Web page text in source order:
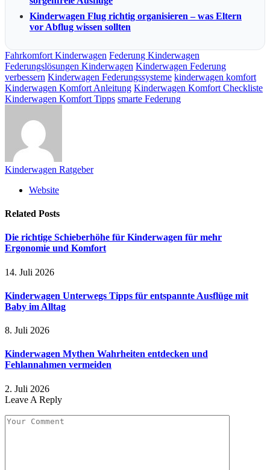
Kinderwagen Flug richtig organisieren – was Eltern
vor Abflug wissen sollten
Fahrkomfort Kinderwagen Federung Kinderwagen
Federungslösungen Kinderwagen Kinderwagen Federung
verbessern Kinderwagen Federungssysteme kinderwagen komfort
Kinderwagen Komfort Anleitung Kinderwagen Komfort Checkliste
Kinderwagen Komfort Tipps smarte Federung
Kinderwagen Ratgeber
Website
Related Posts
Die richtige Schieberhöhe für Kinderwagen für mehr
Ergonomie und Komfort
14. Juli 2026
Kinderwagen Unterwegs Tipps für entspannte Ausflüge mit
Baby im Alltag
8. Juli 2026
Kinderwagen Mythen Wahrheiten entdecken und
Fehlannahmen vermeiden
2. Juli 2026
Leave A Reply